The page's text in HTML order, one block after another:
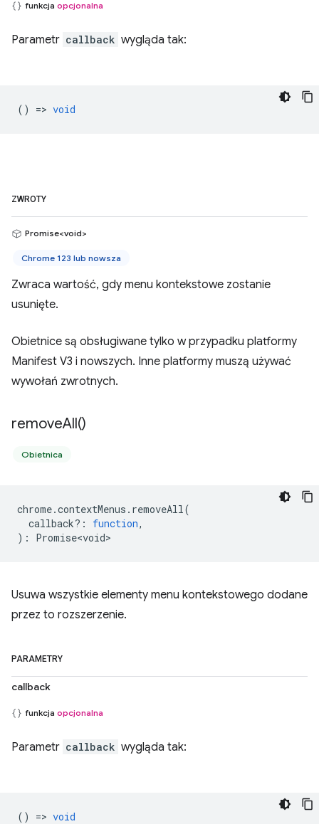
funkcja opcjonalna
Parametr callback wygląda tak:
() => void
ZWROTY
Promise<void>
Chrome 123 lub nowsza
Zwraca wartość, gdy menu kontekstowe zostanie
usunięte.
Obietnice są obsługiwane tylko w przypadku platformy
Manifest V3 i nowszych. Inne platformy muszą używać
wywołań zwrotnych.
removeAll()
Obietnica
chrome.contextMenus . removeAll(
callback? : function,
) : Promise<void>
Usuwa wszystkie elementy menu kontekstowego dodane
przez to rozszerzenie.
PARAMETRY
callback
funkcja opcjonalna
Parametr callback wygląda tak:
() => void